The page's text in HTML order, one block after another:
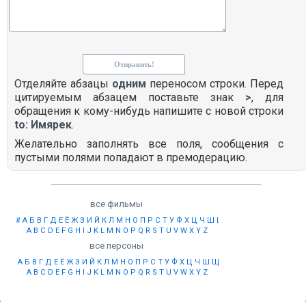
Отделяйте абзацы одним переносом строки. Перед
цитируемым абзацем поставьте знак >, для
обращения к кому-нибудь напишите с новой строки
to: Имярек.
Желательно заполнять все поля, сообщения с
пустыми полями попадают в премодерацию.
все фильмы
# А Б В Г Д Е Ё Ж З И Й К Л М Н О П Р С Т У Ф Х Ц Ч Ш Щ
A B C D E F G H I J K L M N O P Q R S T U V W X Y Z
все персоны
А Б В Г Д Е Ё Ж З И Й К Л М Н О П Р С Т У Ф Х Ц Ч Ш Щ
A B C D E F G H I J K L M N O P Q R S T U V W X Y Z